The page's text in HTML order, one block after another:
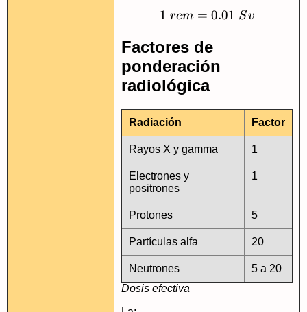
1\ rem = 0.01\
1 rem = 0.01 Sv
Factores de
ponderación
radiológica
Radiación Factor
Rayos X y gamma 1
Electrones y
positrones
1
Protones 5
Partículas alfa 20
Neutrones
5 a 20
Dosis efectiva